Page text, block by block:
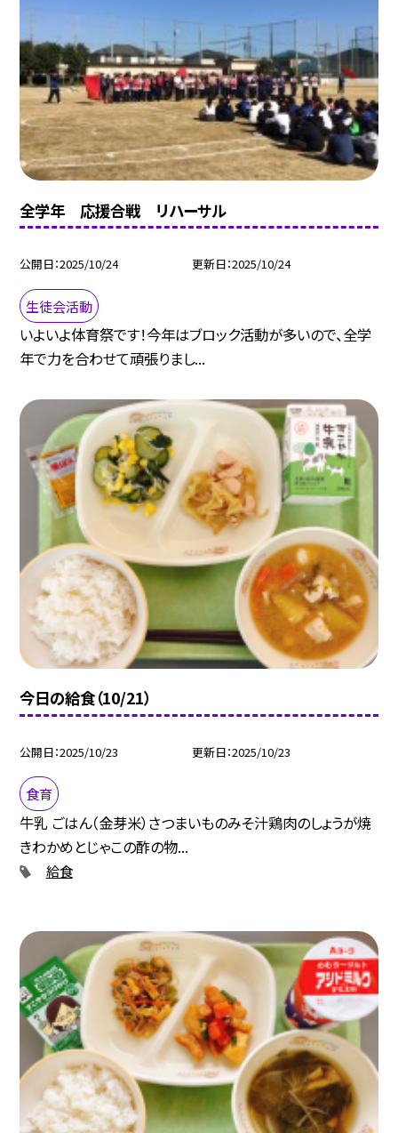
全学年 応援合戦 リハーサル
公開日 2025/10/24 更新日 2025/10/24
生徒会活動
いよいよ体育祭です！今年はブロック活動が多いので、全学
年で力を合わせて頑張りまし...
今日の給食（10/21）
公開日 2025/10/23 更新日 2025/10/23
食育
牛乳 ごはん（金芽米）さつまいものみそ汁鶏肉のしょうが焼
きわかめとじゃこの酢の物...
給食